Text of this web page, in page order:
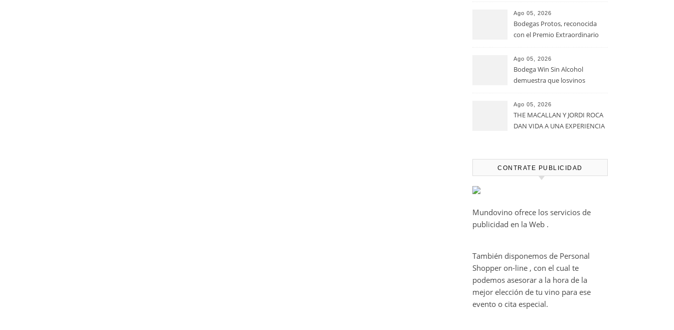
Ago 05, 2026
Bodegas Protos, reconocida
con el Premio Extraordinario
casi un siglo de excelencia
vitivinícola
Ago 05, 2026
Bodega Win Sin Alcohol
demuestra que losvinos
calidadcomienzan a diseñarse
en el viñedo
Ago 05, 2026
THE MACALLAN Y JORDI ROCA
DAN VIDA A UNA EXPERIENCIA
HARMONY COLLECTION
CONTRATE PUBLICIDAD
Mundovino ofrece los servicios de
publicidad en la Web .
También disponemos de Personal
Shopper on-line , con el cual te
podemos asesorar a la hora de la
mejor elección de tu vino para ese
evento o cita especial.